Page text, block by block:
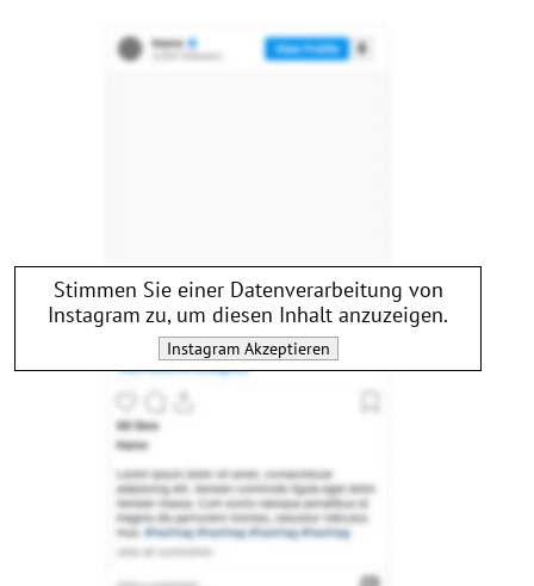
Stimmen Sie einer Datenverarbeitung von
Instagram zu, um diesen Inhalt anzuzeigen.
InstagramAkzeptieren